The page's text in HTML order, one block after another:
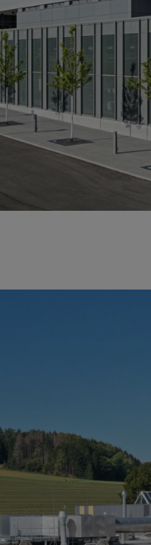
d'Europa. Lo
motociclistica,